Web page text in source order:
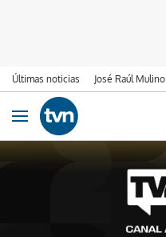
Últimas noticias José Raúl Mulino
Ir al contenido
Obrir navegació